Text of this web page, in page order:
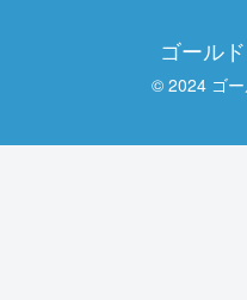
ゴール
© 2024 ゴ